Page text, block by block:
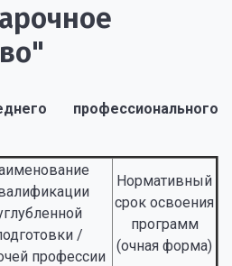
профессионального
/
профессии
Нормативный
срок освоения
программ
(очная форма)